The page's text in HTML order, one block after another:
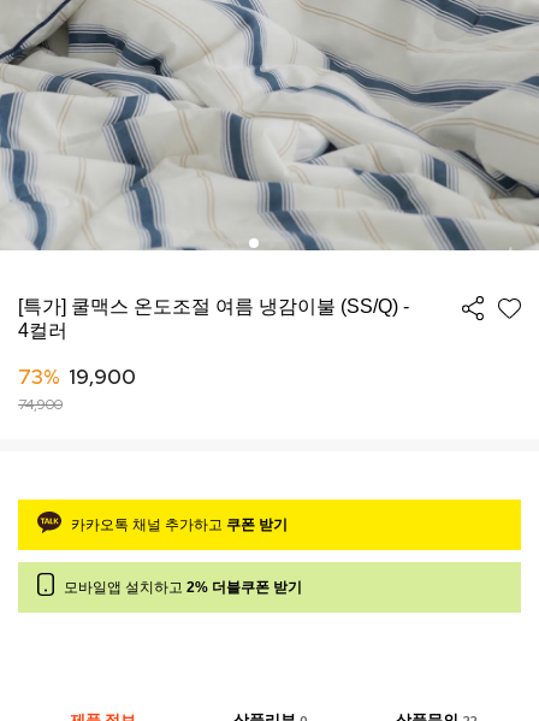
[특가] 쿨맥스 온도조절 여름 냉감이불 (SS/Q) -
4컬러
73% 19,900
74,900
카카오톡 채널 추가하고 쿠폰 받기
모바일앱 설치하고 2% 더블쿠폰 받기